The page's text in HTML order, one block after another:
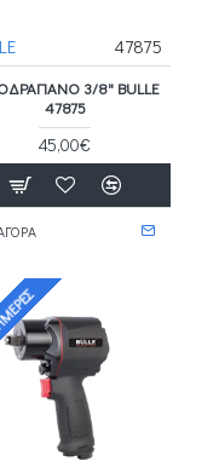
47875
3/8" BULLE
47875
45,00€